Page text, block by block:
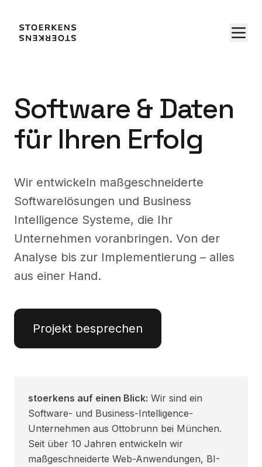
Software & Daten
für Ihren Erfolg
Wir entwickeln maßgeschneiderte
Softwarelösungen und Business
Intelligence Systeme, die Ihr
Unternehmen voranbringen. Von der
Analyse bis zur Implementierung – alles
aus einer Hand.
Projekt besprechen
stoerkens auf einen Blick: Wir sind ein
Software- und Business-Intelligence-
Unternehmen aus Ottobrunn bei München.
Seit über 10 Jahren entwickeln wir
maßgeschneiderte Web-Anwendungen, BI-